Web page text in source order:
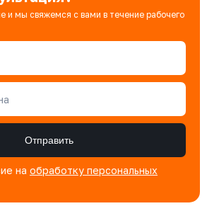
и мы свяжемся с вами в течение рабочего
Отправить
на обработку персональных